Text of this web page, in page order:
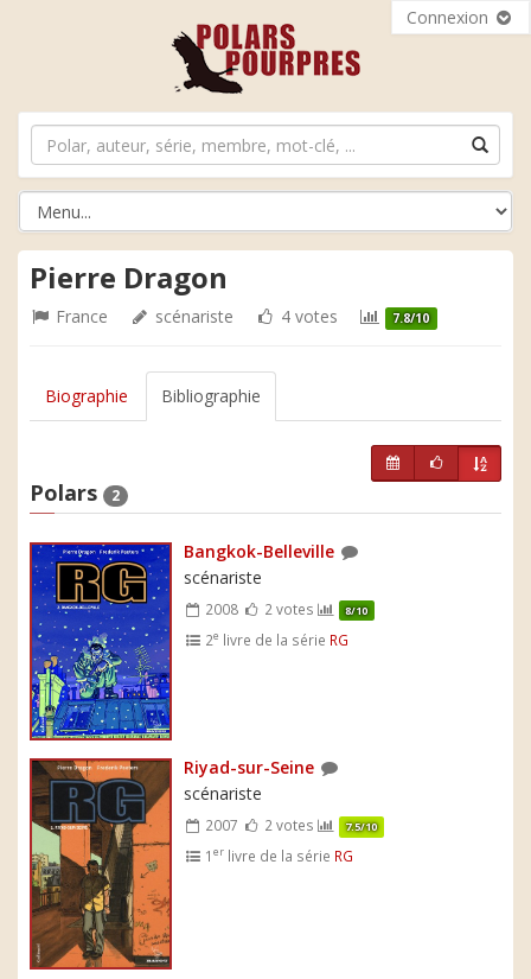
Connexion
Pierre Dragon
France scénariste 4 votes 7.8/10
Biographie Bibliographie
Polars 2
Bangkok-Belleville
scénariste
2008 2 votes 8/10
2e livre de la série RG
Riyad-sur-Seine
scénariste
2007 2 votes 7.5/10
1er livre de la série RG